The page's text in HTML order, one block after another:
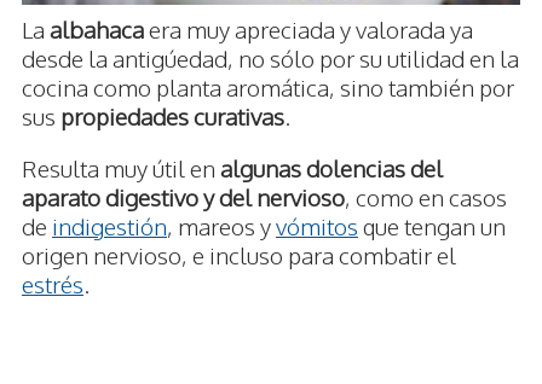
La albahacaera muy apreciada y valorada ya
desde la antigúedad, no sólo por su utilidad en la
cocina como planta aromática, sino también por
sus propiedades curativas
Resulta muy útil en algunas dolencias del
aparato digestivo y del nervioso, como en casos
de indigestión, mareos yvómitos que tengan un
origen nervioso, e incluso para combatir el
estrés